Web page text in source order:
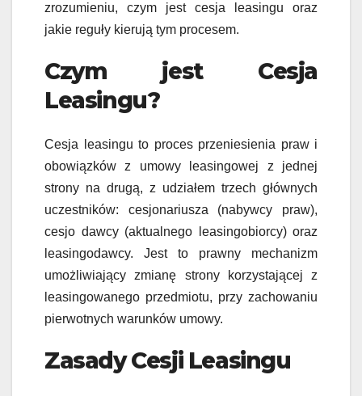
zrozumieniu, czym jest cesja leasingu oraz
jakie reguły kierują tym procesem.
Czym jest Cesja
Leasingu?
Cesja leasingu to proces przeniesienia praw i
obowiązków z umowy leasingowej z jednej
strony na drugą, z udziałem trzech głównych
uczestników: cesjonariusza (nabywcy praw),
cesjo dawcy (aktualnego leasingobiorcy) oraz
leasingodawcy. Jest to prawny mechanizm
umożliwiający zmianę strony korzystającej z
leasingowanego przedmiotu, przy zachowaniu
pierwotnych warunków umowy.
Zasady Cesji Leasingu